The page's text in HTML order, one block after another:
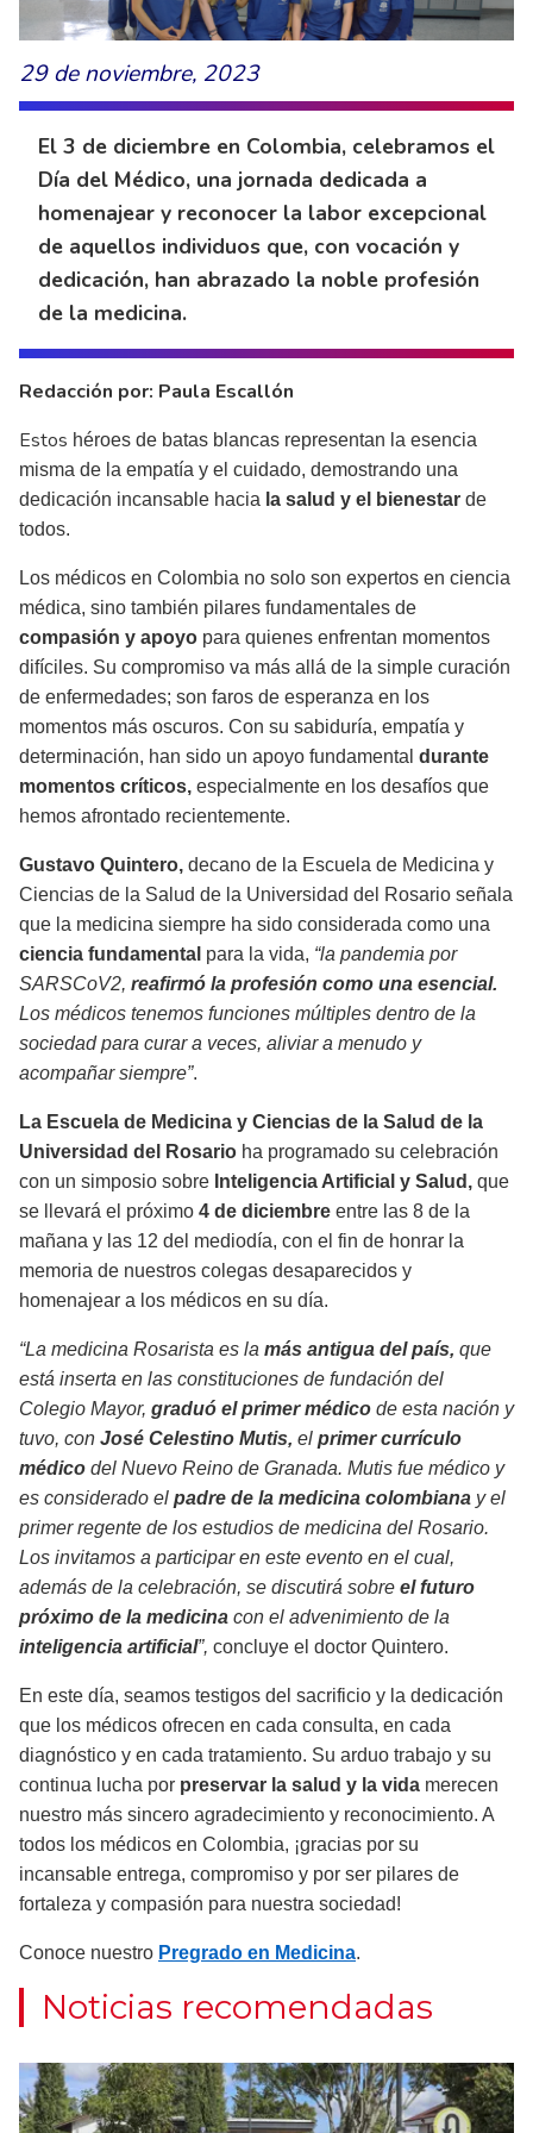
29 de noviembre, 2023
El 3 de diciembre en Colombia, celebramos el
Día del Médico, una jornada dedicada a
homenajear y reconocer la labor excepcional
de aquellos individuos que, con vocación y
dedicación, han abrazado la noble profesión
de la medicina.
Redacción por: Paula Escallón
Estos héroes de batas blancas representan la esencia
misma de la empatía y el cuidado, demostrando una
dedicación incansable hacia la salud y el bienestar de
todos.
Los médicos en Colombia no solo son expertos en ciencia
médica, sino también pilares fundamentales de
compasión y apoyo para quienes enfrentan momentos
difíciles. Su compromiso va más allá de la simple curación
de enfermedades; son faros de esperanza en los
momentos más oscuros. Con su sabiduría, empatía y
determinación, han sido un apoyo fundamental durante
momentos críticos, especialmente en los desafíos que
hemos afrontado recientemente.
Gustavo Quintero, decano de la Escuela de Medicina y
Ciencias de la Salud de la Universidad del Rosario señala
que la medicina siempre ha sido considerada como una
ciencia fundamental para la vida, “la pandemia por
SARSCoV2, reafirmó la profesión como una esencial.
Los médicos tenemos funciones múltiples dentro de la
sociedad para curar a veces, aliviar a menudo y
acompañar siempre”.
La Escuela de Medicina y Ciencias de la Salud de la
Universidad del Rosario ha programado su celebración
con un simposio sobre Inteligencia Artificial y Salud, que
se llevará el próximo 4 de diciembre entre las 8 de la
mañana y las 12 del mediodía, con el fin de honrar la
memoria de nuestros colegas desaparecidos y
homenajear a los médicos en su día.
“La medicina Rosarista es la más antigua del país, que
está inserta en las constituciones de fundación del
Colegio Mayor, graduó el primer médico de esta nación y
tuvo, con José Celestino Mutis, el primer currículo
médico del Nuevo Reino de Granada. Mutis fue médico y
es considerado el padre de la medicina colombiana y el
primer regente de los estudios de medicina del Rosario.
Los invitamos a participar en este evento en el cual,
además de la celebración, se discutirá sobre el futuro
próximo de la medicina con el advenimiento de la
inteligencia artificial”, concluye el doctor Quintero.
En este día, seamos testigos del sacrificio y la dedicación
que los médicos ofrecen en cada consulta, en cada
diagnóstico y en cada tratamiento. Su arduo trabajo y su
continua lucha por preservar la salud y la vida merecen
nuestro más sincero agradecimiento y reconocimiento. A
todos los médicos en Colombia, ¡gracias por su
incansable entrega, compromiso y por ser pilares de
fortaleza y compasión para nuestra sociedad!
Conoce nuestro Pregrado en Medicina.
Noticias recomendadas